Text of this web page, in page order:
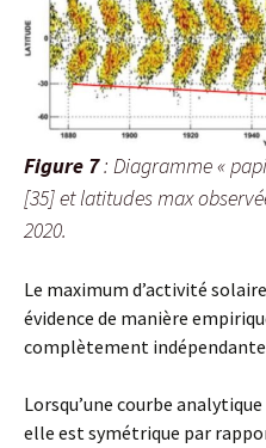
Figure 7: Diagramme «
[35] et latitudes max
2020.
Le maximum d’activité
évidence de manière
complètement
Lorsqu’une courbe
elle est symétrique par